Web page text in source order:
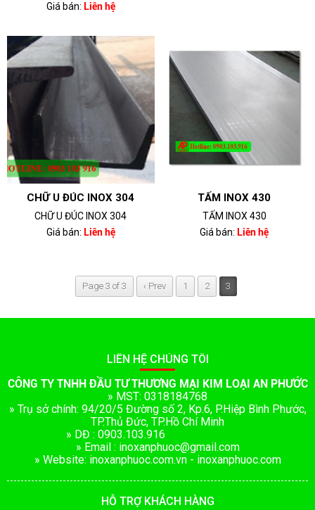
Giá bán: Liên hệ
CHỮ U ĐÚC INOX 304
CHỮ U ĐÚC INOX 304
Giá bán: Liên hệ
TẤM INOX 430
TẤM INOX 430
Giá bán: Liên hệ
Page 3 of 3 ‹ Prev 1 2 3
LIÊN HỆ CHÚNG TÔI
CÔNG TY TNHH ĐẦU TƯ THƯƠNG MẠI KIM LOẠI AN PHƯỚC
» MST: 0318184768
» Trụ sở chính: 94/20/5 Đường số 2, Kp.6, P.Hiệp Bình Phước,
TP.Thủ Đức, TP.Hồ Chí Minh
» DĐ : 0903.103.916
» Email : inoxanphuoc@gmail.com
» Website: inoxanphuoc.com.vn - inoxanphuoc.com
HỖ TRỢ KHÁCH HÀNG